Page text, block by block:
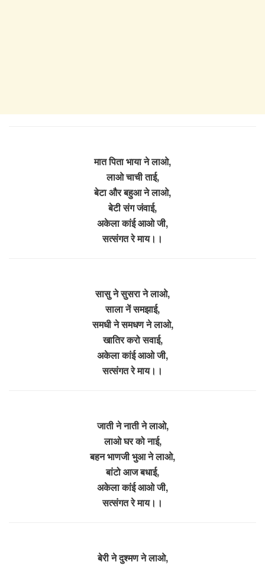
मात पिता भाया ने लाओ,
लाओ चाची ताई,
बेटा और बहुआ ने लाओ,
बेटी संग जंवाई,
अकेला कांई आओ जी,
सत्संगत रे माय।।
सासु ने सुसरा ने लाओ,
साला नें समझाई,
समधी ने समधण ने लाओ,
खातिर करो सवाई,
अकेला कांई आओ जी,
सत्संगत रे माय।।
जाती ने नाती ने लाओ,
लाओ घर को नाई,
बहन भाणजी भुआ ने लाओ,
बांटो आज बधाई,
अकेला कांई आओ जी,
सत्संगत रे माय।।
बेरी ने दुश्मण ने लाओ,